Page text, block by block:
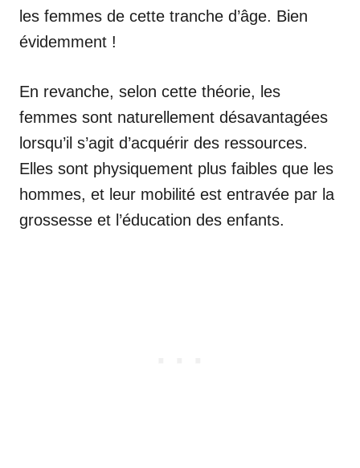
les femmes de cette tranche d’âge. Bien
évidemment !
En revanche, selon cette théorie, les
femmes sont naturellement désavantagées
lorsqu’il s’agit d’acquérir des ressources.
Elles sont physiquement plus faibles que les
hommes, et leur mobilité est entravée par la
grossesse et l’éducation des enfants.